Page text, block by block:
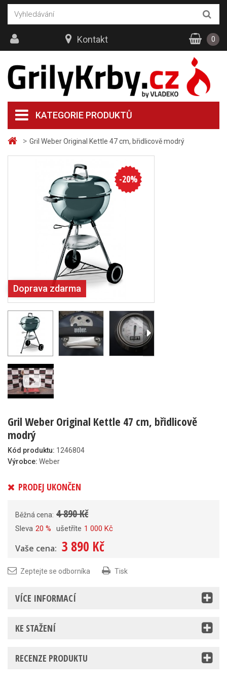
> Gril Weber Original Kettle 47 cm, břidlicově modrý
Doprava zdarma
-20%
Gril Weber Original Kettle 47 cm, břidlicově
modrý
Kód produktu: 1246804
Výrobce: Weber
PRODEJ UKONČEN
Běžná cena: 4 890 Kč
Sleva 20 % ušetříte 1 000 Kč
Vaše cena: 3 890 Kč
Zeptejte se odborníka Tisk
VÍCE INFORMACÍ
KE STAŽENÍ
RECENZE PRODUKTU
KATEGORIE PRODUKTŮ
Kontakt 0